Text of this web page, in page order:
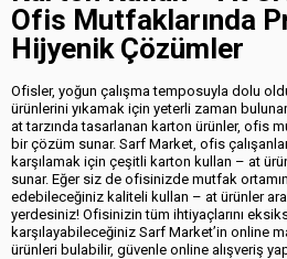
Ofis Mutfaklarında
Hijyenik Çözümler
Ofisler, yoğun çalışma temposuyla dolu
ürünlerini yıkamak için yeterli zaman
at tarzında tasarlanan karton ürünler, ofis
bir çözüm sunar. Sarf Market, ofis
karşılamak için çeşitli karton kullan – at
sunar. Eğer siz de ofisinizde mutfak
edebileceğiniz kaliteli kullan – at ürünler
yerdesiniz! Ofisinizin tüm ihtiyaçlarını
karşılayabileceğiniz Sarf Market’in online
ürünleri bulabilir, güvenle online alışveriş